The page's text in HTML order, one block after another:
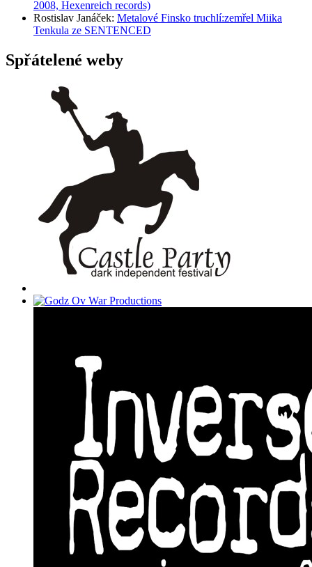
2008, Hexenreich records)
Rostislav Janáček: Metalové Finsko truchlí:zemřel Miika
Tenkula ze SENTENCED
Spřátelené weby